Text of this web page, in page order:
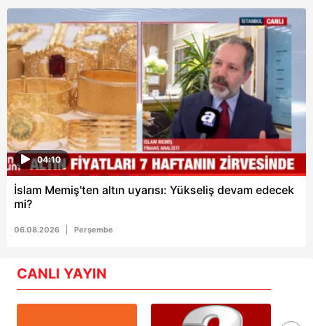
04:10
İslam Memiş'ten altın uyarısı: Yükseliş devam edecek
mi?
06.08.2026 Perşembe
CANLI YAYIN